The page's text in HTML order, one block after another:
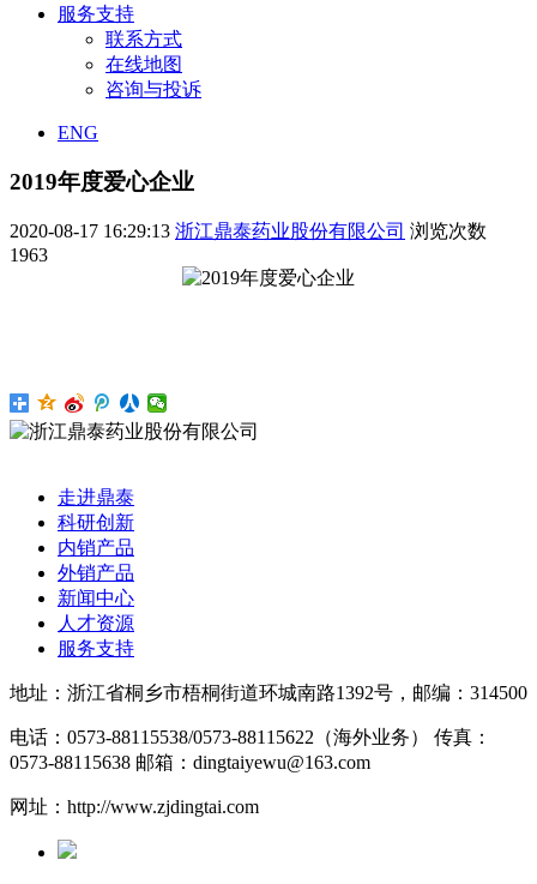
服务支持
联系方式
在线地图
咨询与投诉
ENG
2019年度爱心企业
2020-08-17 16:29:13 浙江鼎泰药业股份有限公司 浏览次数
1963
走进鼎泰
科研创新
内销产品
外销产品
新闻中心
人才资源
服务支持
地址：浙江省桐乡市梧桐街道环城南路1392号，邮编：314500
电话：0573-88115538/0573-88115622（海外业务） 传真：
0573-88115638 邮箱：dingtaiyewu@163.com
网址：http://www.zjdingtai.com